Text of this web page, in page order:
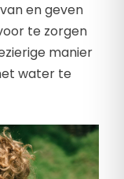
en geven
te zorgen
manier
water te